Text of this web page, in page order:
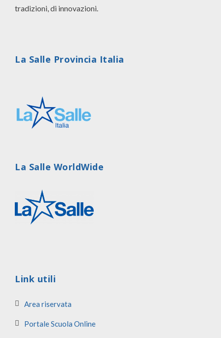
tradizioni, di innovazioni.
La Salle Provincia Italia
La Salle WorldWide
Link utili
Area riservata
Portale Scuola Online